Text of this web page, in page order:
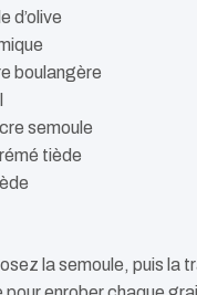
d’olive
boulangère
semoule
tiède
la semoule, puis la